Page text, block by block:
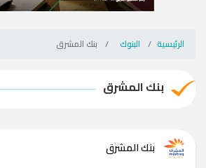
الرئيسية البنوك بنك المشرق
بنك المشرق
بنك المشرق